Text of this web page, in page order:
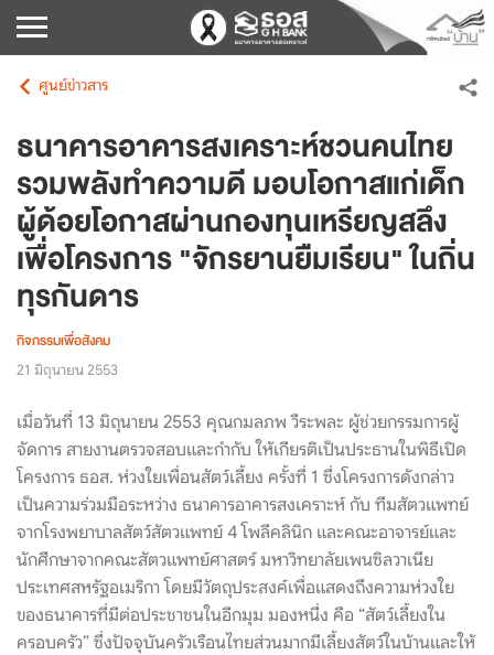
ศูนย์ข่าวสาร
ธนาคารอาคารสงเคราะห์ชวนคนไทย
รวมพลังทำความดี มอบโอกาสแก่เด็ก
ผู้ด้อยโอกาสผ่านกองทุนเหรียญสลึง
เพื่อโครงการ "จักรยานยืมเรียน" ในถิ่น
ทุรกันดาร
กิจกรรมเพื่อสังคม
21 มิถุนายน 2553
เมื่อวันที่ 13 มิถุนายน 2553 คุณกมลภพ วีระพละ ผู้ช่วยกรรมการผู้
จัดการ สายงานตรวจสอบและกำกับ ให้เกียรติเป็นประธานในพิธีเปิด
โครงการ ธอส. ห่วงใยเพื่อนสัตว์เลี้ยง ครั้งที่ 1 ซึ่งโครงการดังกล่าว
เป็นความร่วมมือระหว่าง ธนาคารอาคารสงเคราะห์ กับ ทีมสัตวแพทย์
จากโรงพยาบาลสัตว์สัตวแพทย์ 4 โพลีคลินิก และคณะอาจารย์และ
นักศึกษาจากคณะสัตวแพทย์ศาสตร์ มหาวิทยาลัยเพนซิลวาเนีย
ประเทศสหรัฐอเมริกา โดยมีวัตถุประสงค์เพื่อแสดงถึงความห่วงใย
ของธนาคารที่มีต่อประชาชนในอีกมุม มองหนึ่ง คือ “สัตว์เลี้ยงใน
ครอบครัว” ซึ่งปัจจุบันครัวเรือนไทยส่วนมากมีเลี้ยงสัตว์ในบ้านและให้